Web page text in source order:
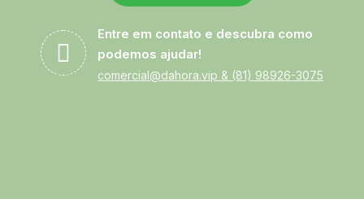
Entre em contato e descubra como
podemos ajudar!
comercial@dahora.vip & (81) 98926-3075